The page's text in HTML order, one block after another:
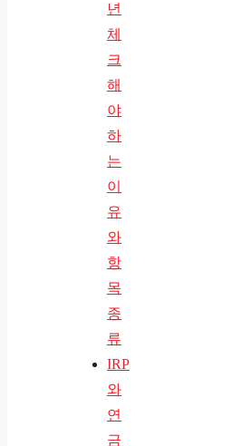
년
체
크
해
야
하
는
이
유
와
항
목
종
류
IRP
와
연
금